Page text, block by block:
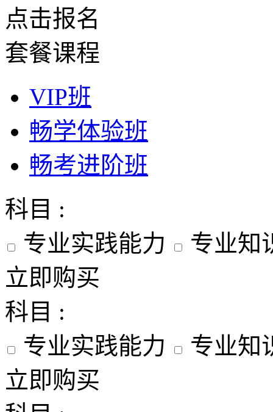
点击报名
套餐课程
VIP班
畅学体验班
畅考进阶班
科目 :
专业实践能力
专业知
立即购买
科目 :
专业实践能力
专业知
立即购买